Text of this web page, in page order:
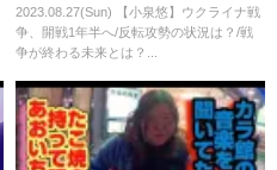
ア/プーチン/ゼレンスキー）解
説：小泉悠氏、キアラシ・ダナ
2023.08.27(Sun) 【小泉悠】ウクライナ戦
争、開戦1年半へ/反転攻勢の状況は？/戦
争が終わる未来とは？...